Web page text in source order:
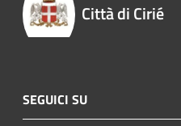
Città di Cirié
SEGUICI SU